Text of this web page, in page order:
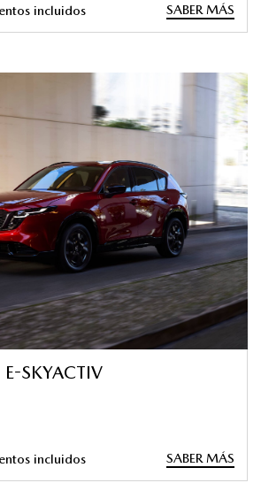
incluidos SABER MÁS
SKYACTIV
incluidos SABER MÁS